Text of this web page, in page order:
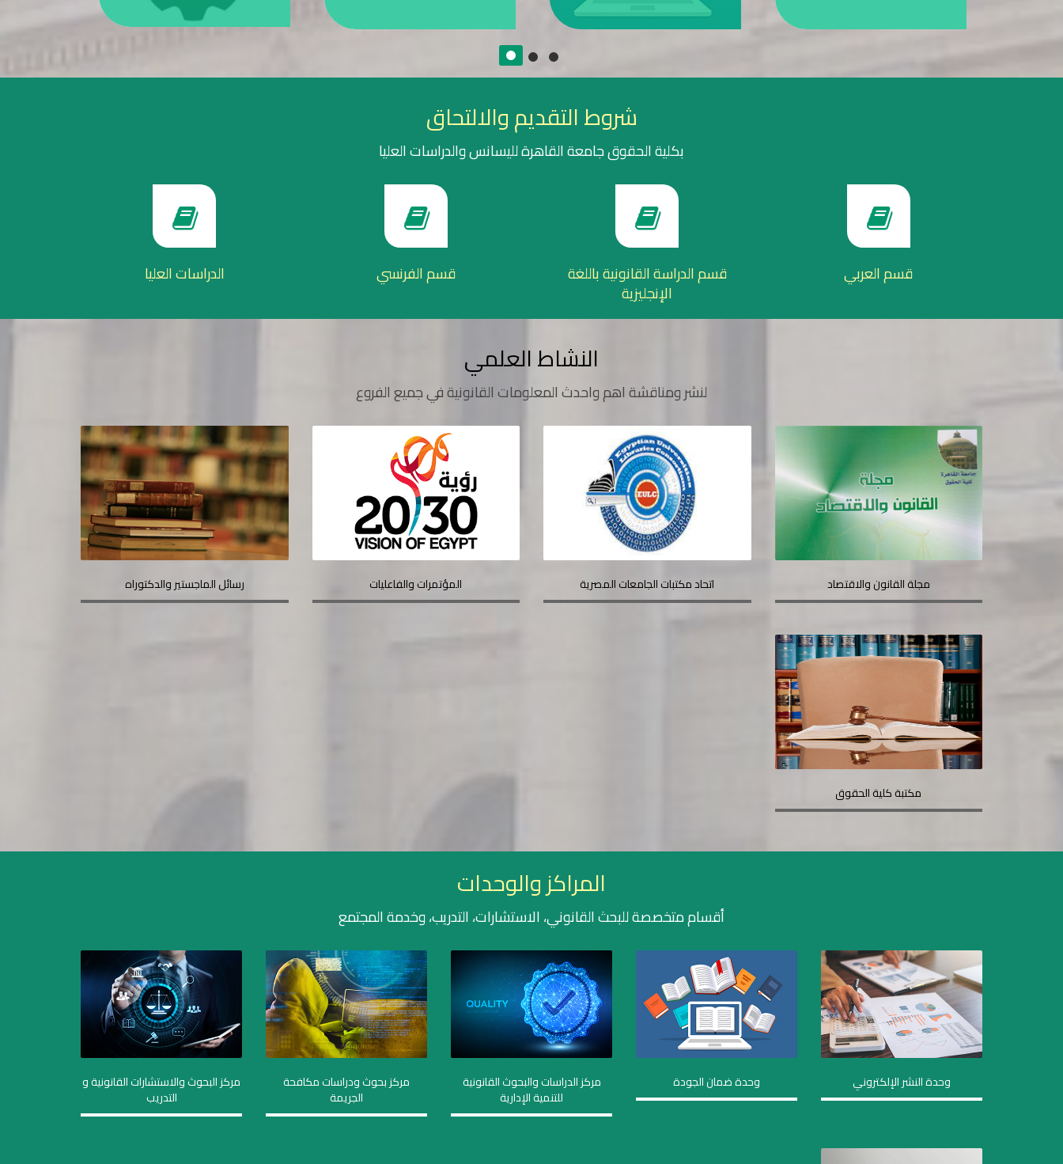
شروط التقديم والالتحاق
بكلية الحقوق جامعة القاهرة لليسانس والدراسات العليا
قسم العربي قسم الدراسة القانونية باللغة
الإنجليزية
قسم الفرنسي الدراسات العليا
النشاط العلمي
لنشر ومناقشة اهم واحدث المعلومات القانونية في جميع الفروع
مجلة القانون والاقتصاد اتحاد مكتبات الجامعات المصرية المؤتمرات والفاعليات رسائل الماجستير والدكتوراه
مكتبة كلية الحقوق
المراكز والوحدات
أقسام متخصصة للبحث القانوني، الاستشارات، التدريب، وخدمة المجتمع
وحدة النشر الإلكتروني وحدة ضمان الجودة مركز الدراسات والبحوث القانونية
للتنمية الإدارية
مركز بحوث ودراسات مكافحة
الجريمة
مركز البحوث والاستشارات القانونية و
التدريب